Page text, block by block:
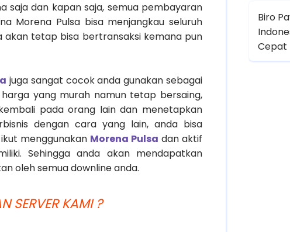
saja dan kapan saja, semua pembayaran
Morena Pulsa bisa menjangkau seluruh
akan tetap bisa bertransaksi kemana pun
juga sangat cocok anda gunakan sebagai
yang murah namun tetap bersaing,
pada orang lain dan menetapkan
dengan cara yang lain, anda bisa
menggunakan Morena Pulsa dan aktif
Sehingga anda akan mendapatkan
oleh semua downline anda.
SERVER KAMI ?
Biro
Cepat